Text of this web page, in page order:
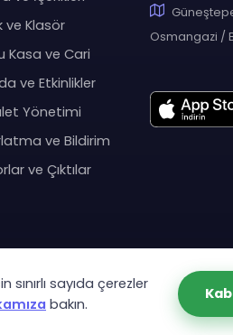
ve Klasör
Kasa ve Cari
ve Etkinlikler
Yönetimi
ve Bildirim
ve Çıktılar
Osmangazi /
Copyright © 2007 -
KVK Aydınlatma Metni
sayıda çerezler
bakın.